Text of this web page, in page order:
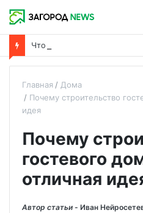
Что такое пароизоляция и
Главная
Дома
Почему строительство
идея
Почему
гостевого
отличная
Автор статьи - Иван